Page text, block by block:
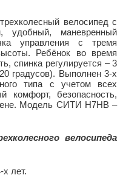
велосипед с
удобный, маневренный
управления с тремя
Ребёнок во время
спинка регулируется – 3
градусов). Выполнен 3-х
типа с учетом всех
комфорт, безопасность,
Модель СИТИ H7HB –
велосипеда
лет.